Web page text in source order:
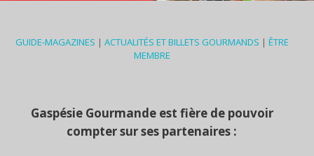
GUIDE-MAGAZINES | ACTUALITÉS ET BILLETS GOURMANDS | ÊTRE
MEMBRE
Gaspésie Gourmande est fière de pouvoir
compter sur ses partenaires :